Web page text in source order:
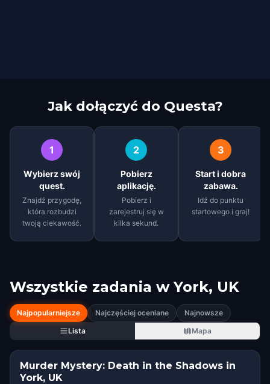
Jak dołączyć do Questa?
1
Wybierz swój
quest.
Znajdź przygodę,
która rozbudzi
twoją ciekawość.
2
Pobierz
aplikację.
Pobierz i
zarejestruj się w
kilka sekund.
3
Start i dobra
zabawa.
Idź do punktu
startowego i graj!
Wszystkie zadania w York, UK
Najpopularniejsze Najczęściej oceniane
Najnowsze
Lista
Mapa
Murder Mystery: Death in the Shadows in
York, UK